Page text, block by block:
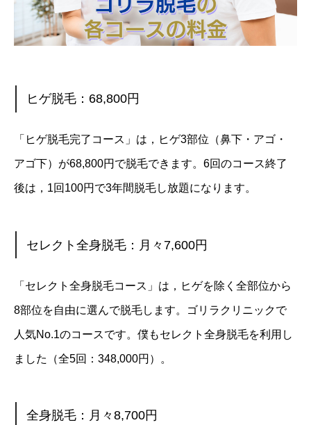
ヒゲ脱毛：68,800円
「ヒゲ脱毛完了コース」は，ヒゲ3部位（鼻下・アゴ・
アゴ下）が68,800円で脱毛できます。6回のコース終了
後は，1回100円で3年間脱毛し放題になります。
セレクト全身脱毛：月々7,600円
「セレクト全身脱毛コース」は，ヒゲを除く全部位から
8部位を自由に選んで脱毛します。ゴリラクリニックで
人気No.1のコースです。僕もセレクト全身脱毛を利用し
ました（全5回：348,000円）。
全身脱毛：月々8,700円